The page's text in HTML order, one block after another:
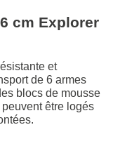
cm Explorer
et
de 6 armes
blocs de mousse
être logés